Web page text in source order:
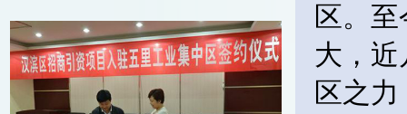
区。
大，
区之